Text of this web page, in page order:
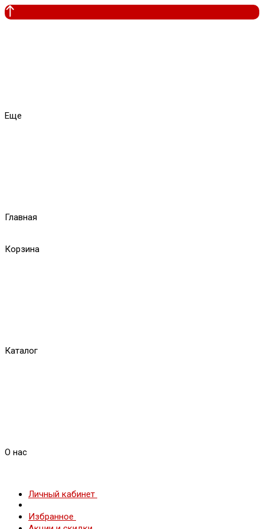
Еще
Главная
Корзина
Каталог
О нас
Личный кабинет
Избранное